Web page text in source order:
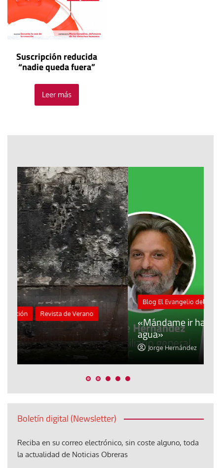
Suscripción reducida
“nadie queda fuera”
Leer más
Blog El Evangelio del trabajo
«Mándame ir hacia ti andando sobre el
agua»
Jorge Hernández
Boletín digital (Newsletter)
Reciba en su correo electrónico, sin coste alguno, toda
la actualidad de Noticias Obreras